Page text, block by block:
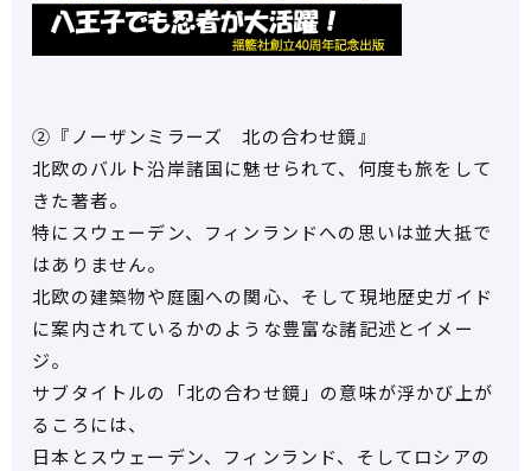
②『ノーザンミラーズ 北の合わせ鏡』
北欧のバルト沿岸諸国に魅せられて、何度も旅をして
きた著者。
特にスウェーデン、フィンランドへの思いは並大抵で
はありません。
北欧の建築物や庭園への関心、そして現地歴史ガイド
に案内されているかのような豊富な諸記述とイメー
ジ。
サブタイトルの「北の合わせ鏡」の意味が浮かび上が
るころには、
日本とスウェーデン、フィンランド、そしてロシアの